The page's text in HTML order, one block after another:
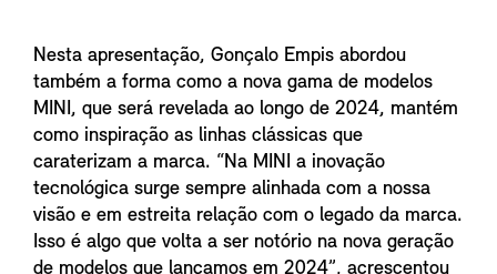
Nesta apresentação, Gonçalo Empis abordou
também a forma como a nova gama de modelos
MINI, que será revelada ao longo de 2024, mantém
como inspiração as linhas clássicas que
caraterizam a marca. “Na MINI a inovação
tecnológica surge sempre alinhada com a nossa
visão e em estreita relação com o legado da marca.
Isso é algo que volta a ser notório na nova geração
de modelos que lançamos em 2024”, acrescentou